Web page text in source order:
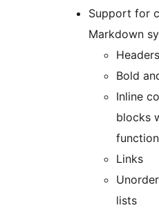
Support for
Markdown
Bold
Inline
blocks
Links
lists